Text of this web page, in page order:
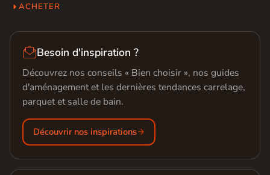
ACHETER
Besoin d'inspiration ?
Découvrez nos conseils « Bien choisir », nos guides
d'aménagement et les dernières tendances carrelage,
parquet et salle de bain.
Découvrir nos inspirations